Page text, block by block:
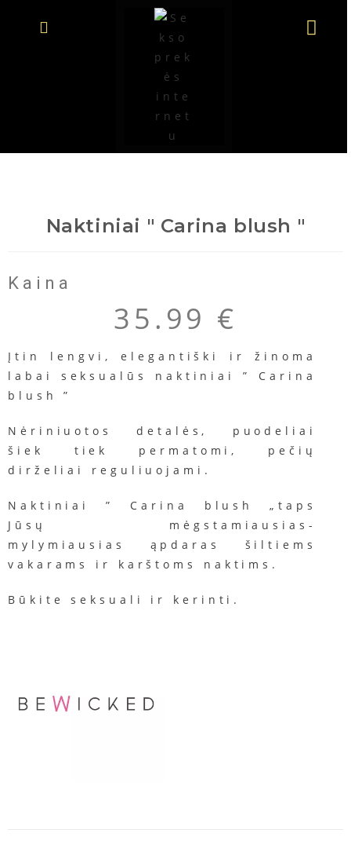
Naktiniai " Carina blush "
Kaina
35.99 €
Įtin lengvi, elegantiški ir žinoma
labai seksualūs naktiniai ” Carina
blush ”
Nėriniuotos detalės, p uodeliai
šiek
tiek permatomi,
pečių
dirželiai
reguliuojami.
Naktiniai ” Carina blush „taps
Jūsų mėgstamiausias-
mylymiausias ąpdaras šiltiems
vakarams ir karštoms naktims.
Būkite seksuali ir kerinti.